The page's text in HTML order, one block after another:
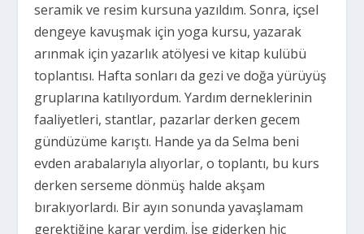
seramik ve resim kursuna yazıldım. Sonra, içsel
dengeye kavuşmak için yoga kursu, yazarak
arınmak için yazarlık atölyesi ve kitap kulübü
toplantısı. Hafta sonları da gezi ve doğa yürüyüş
gruplarına katılıyordum. Yardım derneklerinin
faaliyetleri, stantlar, pazarlar derken gecem
gündüzüme karıştı. Hande ya da Selma beni
evden arabalarıyla alıyorlar, o toplantı, bu kurs
derken serseme dönmüş halde akşam
bırakıyorlardı. Bir ayın sonunda yavaşlamam
gerektiğine karar verdim. İşe giderken hiç